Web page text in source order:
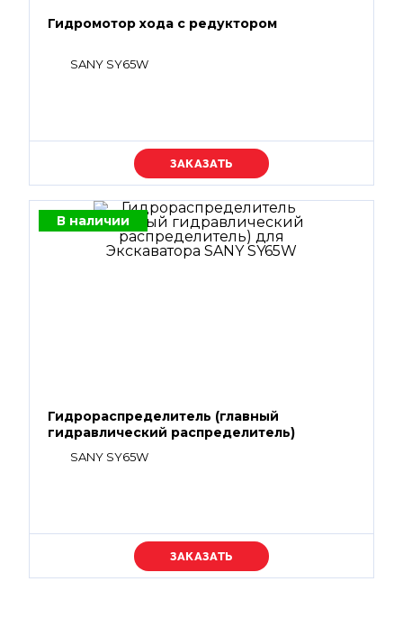
Гидромотор хода с редуктором
SANY SY65W
Уточняйте цену
В наличии
Гидрораспределитель (главный
гидравлический распределитель)
SANY SY65W
Уточняйте цену